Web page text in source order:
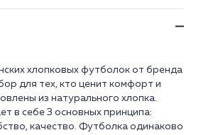
хлопковых футболок от бренда
для тех, кто ценит комфорт и
из натурального хлопка.
в себе 3 основных принципа:
качество. Футболка одинаково